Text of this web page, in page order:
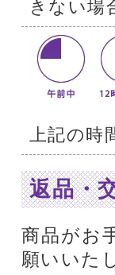
きない場
上記の
返品・
商品がお
願いいた